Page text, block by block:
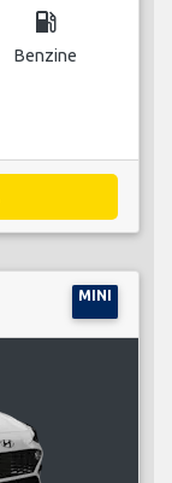
local_gas_station
Benzine
MINI